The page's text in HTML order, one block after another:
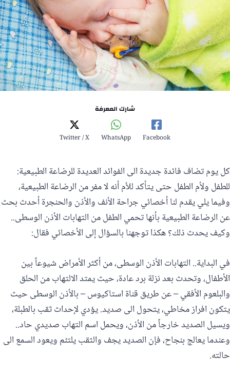
شارك المعرفة
Facebook
WhatsApp
Twitter / X
كل يوم تضاف فائدة جديدة الى الفوائد العديدة للرضاعة الطبيعية:
للطفل ولأم الطفل حتى يتأكد للأم أنه لا مفر من الرضاعة الطبيعية،
وفيما يلي يقدم لنا أخصائي جراحة الأنف والأذن والحنجرة أحدث بحث
عن الرضاعة الطبيعية بأنها تحمي الطفل من التهابات الأذن الوسطى..
وكيف يحدث ذلك؟ هكذا توجهنا بالسؤال إلى الأخصائي فقال:
في البداية.. التهابات الأذن الوسطى، من أكثر الأمراض شيوعاً بين
الأطفال، وتحدث بعد نزلة برد عادة، حيث يمتد الالتهاب من الحلق
والبلعوم الأفقي – عن طريق قناة استاكيوس – بالأذن الوسطى حيث
يتكون افراز مخاطي، يتحول الى صديد. يؤدي لإحداث ثقب بالطبلة،
ويسيل الصديد خارجاً من الأذن، ويحمل اسم التهاب صديدي حاد..
وعندما يعالج بنجاح، فإن الصديد يجف والثقب يلتئم ويعود السمع الى
حالته.